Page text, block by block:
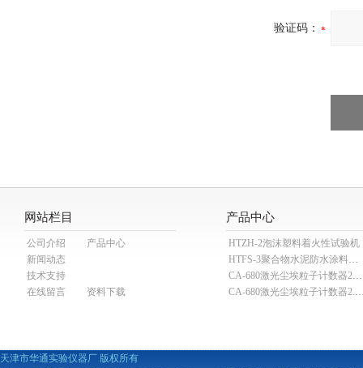
验证码：
网站栏目
公司介绍
产品中心
新闻动态
技术支持
在线留言
资料下载
产品中心
HTZH-2泡沫塑料着火性试验机
HTFS-3聚合物水泥防水涂料分散机
CA-680激光尘埃粒子计数器28.3L
CA-680激光尘埃粒子
天津市华通实验仪器厂 版权所有